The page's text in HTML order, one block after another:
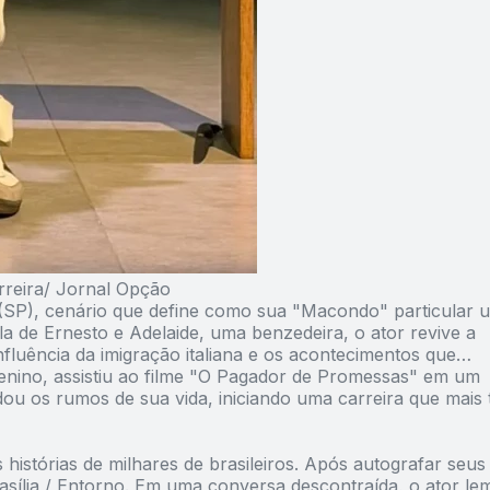
Jornal Opção
cenário que define como sua "Macondo" particular
Ernesto e Adelaide, uma benzedeira, o ator revive a
da imigração italiana e os acontecimentos que
assistiu ao filme "O Pagador de Promessas" em um
os rumos de sua vida, iniciando uma carreira que mais
de milhares de brasileiros. Após autografar
/ Entorno. Em uma conversa descontraída, o ator